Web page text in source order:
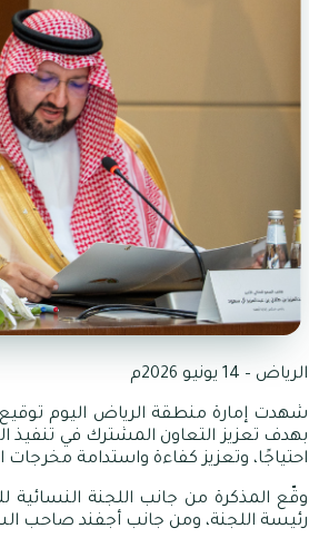
الرياض – 14 يونيو 2026م
شهدت إمارة منطقة الرياض اليوم توقيع
بهدف تعزيز التعاون المشترك في تنفيذ
احتياجًا، وتعزيز كفاءة واستدامة
وقّع المذكرة من جانب اللجنة
رئيسة اللجنة، ومن جانب أجفند صاحب